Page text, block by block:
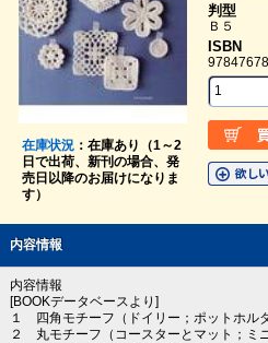
在庫状況：在庫あり（1～2
日で出荷、新刊の場合、発
売日以降のお届けになりま
す）
判型
Ｂ５
ISBN
内容情報
内容情報
[BOOKデータベースより]
１ 四角モチーフ（ドイリー；ポットホル
２ 丸モチーフ（コースターとマット；ミ